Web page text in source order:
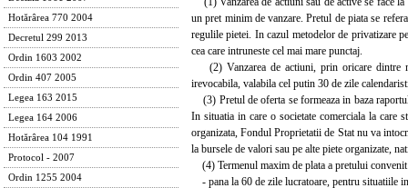
Hotărârea 770 2004
Decretul 299 2013
Ordin 1603 2002
Ordin 407 2005
Legea 163 2015
Legea 164 2006
Hotărârea 104 1991
Protocol - 2007
Ordin 1255 2004
un pret minim de vanzare. Pretul de piata se
regulile pietei. In cazul metodelor de privatizare
cea care intruneste cel mai mare punctaj.
(2) Vanzarea de actiuni, prin oricare dintre
irevocabila, valabila cel putin 30 de zile
(3) Pretul de oferta se formeaza in baza
In situatia in care o societate comerciala la care
organizata, Fondul Proprietatii de Stat nu va
la bursele de valori sau pe alte piete organizate,
(4) Termenul maxim de plata a pretului convenit
- pana la 60 de zile lucratoare, pentru situatiile